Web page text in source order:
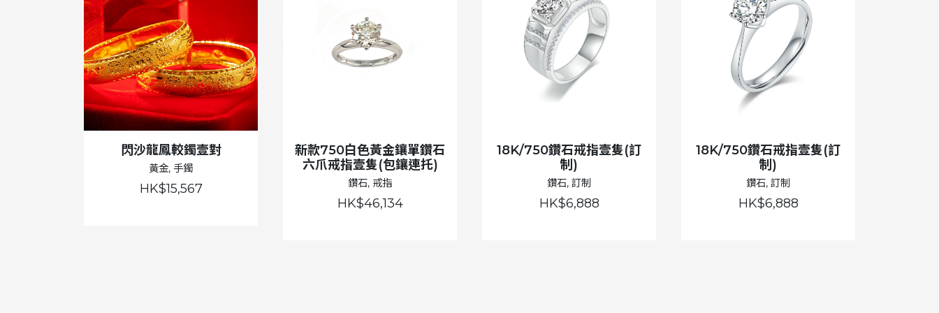
閃沙龍鳳較鐲壹對
黃金, 手鐲
HK$15,567
新款750白色黃金鑲單鑽石
六爪戒指壹隻(包鑲連托)
鑽石, 戒指
HK$46,134
18K/750鑽石戒指壹隻(訂
制)
鑽石, 訂制
HK$6,888
18K/750鑽石戒指壹隻(訂
制)
鑽石, 訂制
HK$6,888